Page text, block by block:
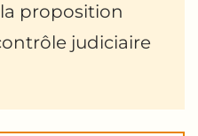
proposition
judiciaire